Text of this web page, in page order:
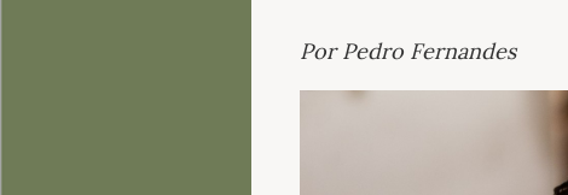
Por Pedro Fernandes